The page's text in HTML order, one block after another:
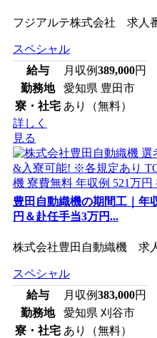
フジアルテ株式会社 求人
スペシャル
給与
月収例389,000円
勤務地
愛知県 豊田市
寮・社宅 あり（無料）
詳しく
見る
豊田自動織機の期間工｜年
円＆赴任手当3万円...
株式会社豊田自動織機 求
スペシャル
給与
月収例383,000円
勤務地
愛知県 刈谷市
寮・社宅 あり（無料）